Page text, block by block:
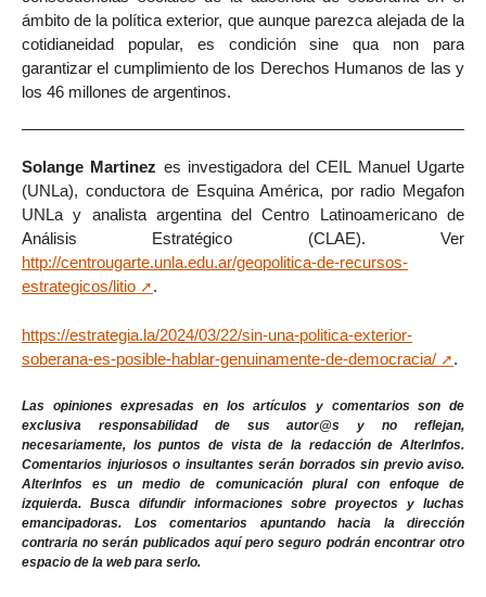
ámbito de la política exterior, que aunque parezca alejada de la
cotidianeidad popular, es condición sine qua non para
garantizar el cumplimiento de los Derechos Humanos de las y
los 46 millones de argentinos.
Solange Martinez es investigadora del CEIL Manuel Ugarte
(UNLa), conductora de Esquina América, por radio Megafon
UNLa y analista argentina del Centro Latinoamericano de
Análisis Estratégico (CLAE). Ver
http://centrougarte.unla.edu.ar/geopolitica-de-recursos-
estrategicos/litio
.
https://estrategia.la/2024/03/22/sin-una-politica-exterior-
soberana-es-posible-hablar-genuinamente-de-democracia/
.
Las opiniones expresadas en los artículos y comentarios son de
exclusiva responsabilidad de sus autor@s y no reflejan,
necesariamente, los puntos de vista de la redacción de AlterInfos.
Comentarios injuriosos o insultantes serán borrados sin previo aviso.
AlterInfos es un medio de comunicación plural con enfoque de
izquierda. Busca difundir informaciones sobre proyectos y luchas
emancipadoras. Los comentarios apuntando hacia la dirección
contraria no serán publicados aquí pero seguro podrán encontrar otro
espacio de la web para serlo.